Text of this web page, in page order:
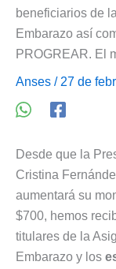
beneficiarios de
Embarazo así
PROGREAR. El
Anses / 27 de
Desde que la
Cristina
aumentará su
$700, hemos
titulares de la
Embarazo y los